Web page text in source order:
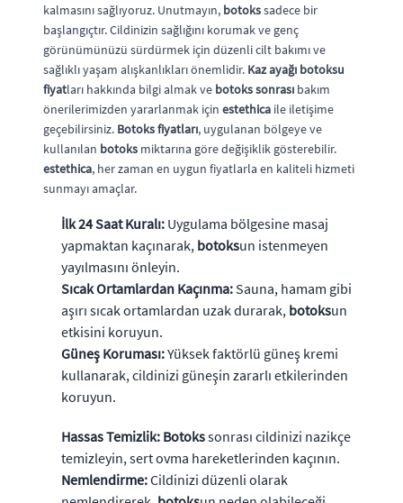
kalmasını sağlıyoruz. Unutmayın, botokssadece bir
başlangıçtır. Cildinizin sağlığını korumak ve genç
görünümünüzü sürdürmek için düzenli cilt bakımı ve
sağlıklı yaşam alışkanlıkları önemlidir. Kaz ayağı botoksu
fiyatları hakkında bilgi almak ve botoks sonrası bakım
önerilerimizden yararlanmak için estethica ile iletişime
geçebilirsiniz. Botoks fiyatları, uygulanan bölgeye ve
kullanılan botoks miktarına göre değişiklik gösterebilir.
estethica, her zaman en uygun fiyatlarla en kaliteli hizmeti
sunmayı amaçlar.
İlk 24 Saat Kuralı: Uygulama bölgesine masaj
yapmaktan kaçınarak, botoksun istenmeyen
yayılmasını önleyin.
Sıcak Ortamlardan Kaçınma: Sauna, hamam gibi
aşırı sıcak ortamlardan uzak durarak, botoksun
etkisini koruyun.
Güneş Koruması:Yüksek faktörlü güneş kremi
kullanarak, cildinizi güneşin zararlı etkilerinden
koruyun.
Hassas Temizlik: Botokssonrası cildinizi nazikçe
temizleyin, sert ovma hareketlerinden kaçının.
Nemlendirme:Cildinizi düzenli olarak